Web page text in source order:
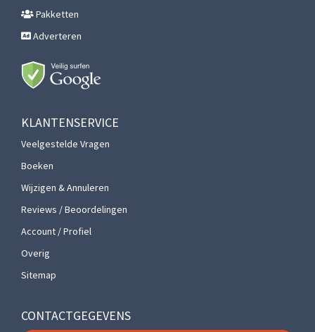
Pakketten
Adverteren
KLANTENSERVICE
Veelgestelde Vragen
Boeken
Wijzigen & Annuleren
Reviews / Beoordelingen
Account / Profiel
Overig
Sitemap
CONTACTGEGEVENS